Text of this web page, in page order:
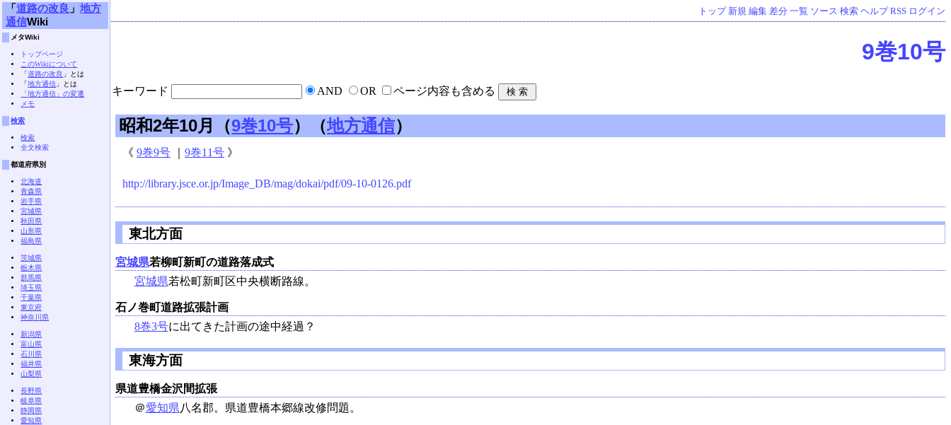
トップ 新規 編集 差分 一覧 ソース 検索 ヘルプ RSS ログイン
9巻10号
キーワード AND OR ページ内容も含める
昭和2年10月（9巻10号）（地方通信）
《 9巻9号 9巻11号 》
http://library.jsce.or.jp/Image_DB/mag/dokai/pdf/09-10-0126.pdf
東北方面
宮城県若柳町新町の道路落成式
宮城県若松町新町区中央横断路線。
石ノ巻町道路拡張計画
8巻3号に出てきた計画の途中経過？
東海方面
県道豊橋金沢間拡張
＠愛知県八名郡。県道豊橋本郷線改修問題。
「道路の改良 」 地方
通信Wiki
メタWiki
トップページ
このWikiについて
「道路の改良 」とは
「地方通信 」とは
「地方通信」の変遷
メモ
検索
検索
全文検索
都道府県別
北海道
青森県
岩手県
宮城県
秋田県
山形県
福島県
茨城県
栃木県
群馬県
埼玉県
千葉県
東京府
神奈川県
新潟県
富山県
石川県
福井県
山梨県
長野県
岐阜県
静岡県
愛知県